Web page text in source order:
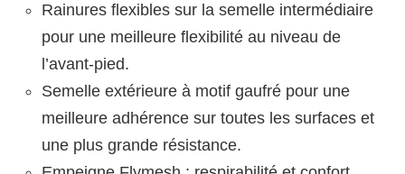
Rainures flexibles sur la semelle intermédiaire
pour une meilleure flexibilité au niveau de
l’avant-pied.
Semelle extérieure à motif gaufré pour une
meilleure adhérence sur toutes les surfaces et
une plus grande résistance.